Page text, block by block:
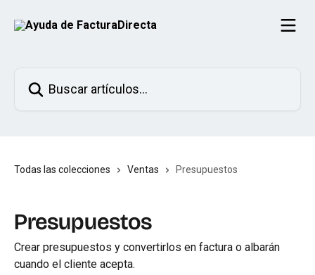
Todas las colecciones Ventas Presupuestos
Presupuestos
Crear presupuestos y convertirlos en factura o albarán
cuando el cliente acepta.